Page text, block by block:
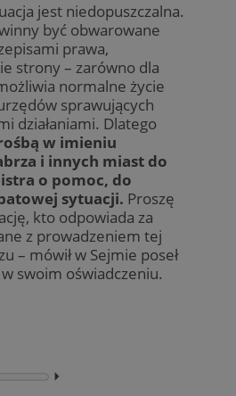
jest niedopuszczalna.
być obwarowane
prawa,
strony – zarówno dla
normalne życie
sprawujących
działaniami. Dlatego
w imieniu
i innych miast do
o pomoc, do
sytuacji. Proszę
kto odpowiada za
z prowadzeniem tej
– mówił w Sejmie poseł
swoim oświadczeniu.
⏵︎